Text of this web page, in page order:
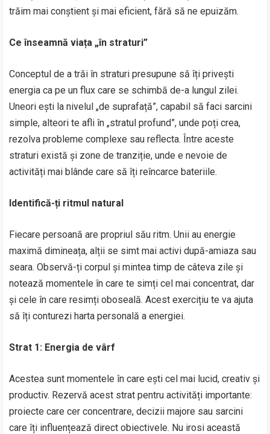
trăim mai conștient și mai eficient, fără să ne epuizăm.
Ce înseamnă viața „în straturi”
Conceptul de a trăi în straturi presupune să îți privești
energia ca pe un flux care se schimbă de-a lungul zilei.
Uneori ești la nivelul „de suprafață”, capabil să faci sarcini
simple, alteori te afli în „stratul profund”, unde poți crea,
rezolva probleme complexe sau reflecta. Între aceste
straturi există și zone de tranziție, unde e nevoie de
activități mai blânde care să îți reîncarce bateriile.
Identifică-ți ritmul natural
Fiecare persoană are propriul său ritm. Unii au energie
maximă dimineața, alții se simt mai activi după-amiaza sau
seara. Observă-ți corpul și mintea timp de câteva zile și
notează momentele în care te simți cel mai concentrat, dar
și cele în care resimți oboseală. Acest exercițiu te va ajuta
să îți conturezi harta personală a energiei.
Strat 1: Energia de vârf
Acestea sunt momentele în care ești cel mai lucid, creativ și
productiv. Rezervă acest strat pentru activități importante:
proiecte care cer concentrare, decizii majore sau sarcini
care îți influențează direct obiectivele. Nu irosi această